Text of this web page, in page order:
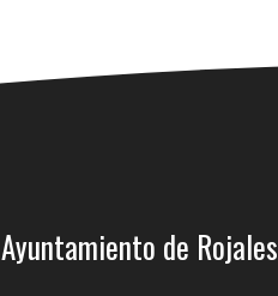
Ayuntamiento de Rojales